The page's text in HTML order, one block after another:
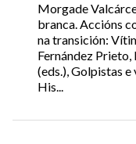
Morgade
branca. Accións
na transición:
Fernández Prieto,
(eds.), Golpistas
His...